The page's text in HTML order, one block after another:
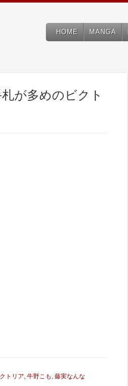
HOME MANGA
が多めのビクト
トリア, 牛野こも , 藤実なんな